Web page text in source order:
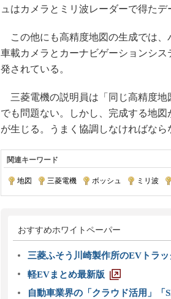
ュはカメラとミリ波レーダーで得た
この他にも高精度地図の生成では、
車載カメラとカーナビゲーションシ
発されている。
三菱電機の説明員は「同じ高精度地
でも問題ない。しかし、完成する地
が生じる。うまく協調しなければなら
関連キーワード
地図 三菱電機 ボッシュ ミリ波
おすすめホワイトペーパー
三菱ふそう川崎製作所のEVトラ
軽EVまとめ最新版
自動車業界の「クラウド活用」